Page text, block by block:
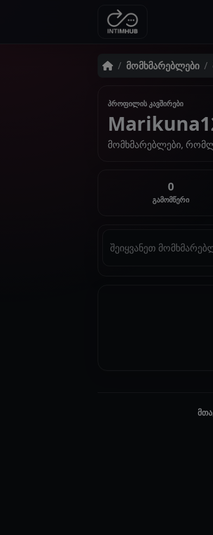
მომხმარებლები
პროფილის კავშირები
მომხმარებლები,
0
გამომწერი